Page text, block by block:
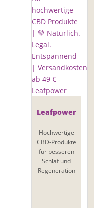
Leafpower
Hochwertige
CBD-Produkte
für besseren
Schlaf und
Regeneration